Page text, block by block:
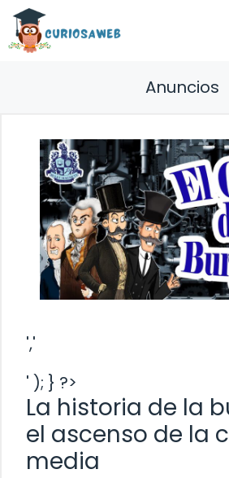
Saltar
contenido
Anuncios
','
' ); } ?>
La historia de la
el ascenso de la
media